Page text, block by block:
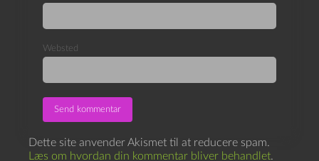
Websted
Dette site anvender Akismet til at reducere spam.
Læs om hvordan din kommentar bliver behandlet.